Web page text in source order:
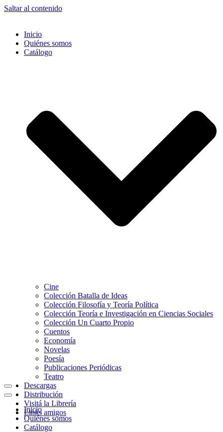
Saltar al contenido
Inicio
Quiénes somos
Catálogo
Cine
Colección Batalla de Ideas
Colección Filosofía y Teoría Política
Colección Teoría e Investigación en Ciencias Sociales
Colección Un Cuarto Propio
Cuentos
Economía
Novelas
Poesía
Publicaciones Periódicas
Teatro
Descargas
Distribución
Visitá la Librería
Links amigos
Menú
de
navegación
Menú
navegación
Inicio
Quiénes somos
Catálogo